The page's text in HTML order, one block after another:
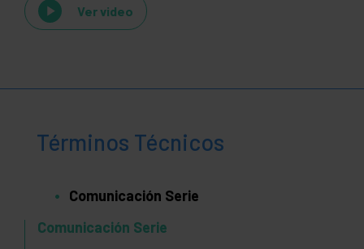
Ver video
Términos Técnicos
Comunicación Serie
Comunicación Serie